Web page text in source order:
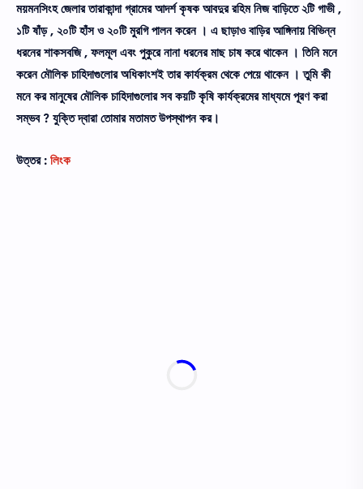
ময়মনসিংহ জেলার তারাকান্দা গ্রামের আদর্শ কৃষক আবদুর রহিম নিজ বাড়িতে ২টি গাভী ,
১টি ষাঁড় , ২০টি হাঁস ও ২০টি মুরগি পালন করেন । এ ছাড়াও বাড়ির আঙ্গিনায় বিভিন্ন
ধরনের শাকসবজি , ফলমূল এবং পুকুরে নানা ধরনের মাছ চাষ করে থাকেন । তিনি মনে
করেন মৌলিক চাহিদাগুলোর অধিকাংশই তার কার্যক্রম থেকে পেয়ে থাকেন । তুমি কী
মনে কর মানুষের মৌলিক চাহিদাগুলোর সব কয়টি কৃষি কার্যক্রমের মাধ্যমে পূরণ করা
সম্ভব ? যুক্তি দ্বারা তোমার মতামত উপস্থাপন কর।
উত্তর : লিংক